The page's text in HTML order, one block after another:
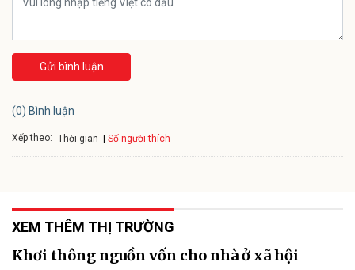
Gửi bình luận
(0) Bình luận
Xếp theo: Thời gian Số người thích
XEM THÊM THỊ TRƯỜNG
Khơi thông nguồn vốn cho nhà ở xã hội